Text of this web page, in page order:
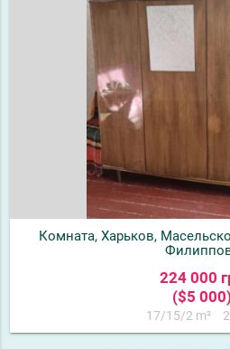
Комната, Харьков,
224 000
($5 000)
17/15/2 m²